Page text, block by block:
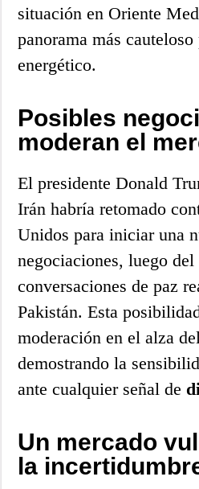
situación en Oriente
panorama más
energético.
Posibles
moderan el
El presidente Donald
Irán habría retomado
Unidos para iniciar una
negociaciones, luego del
conversaciones de paz
Pakistán. Esta
moderación en el alza
demostrando la
ante cualquier señal de
Un mercado
la